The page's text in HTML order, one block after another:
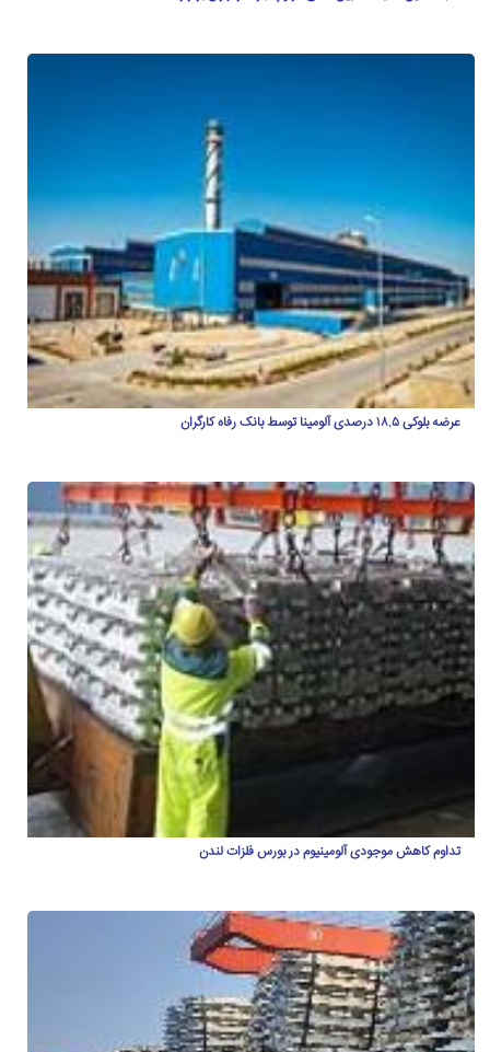
عرضه بلوکی ۱۸.۵ درصدی آلومینا توسط بانک رفاه کارگران
تداوم کاهش موجودی آلومینیوم در بورس فلزات لندن